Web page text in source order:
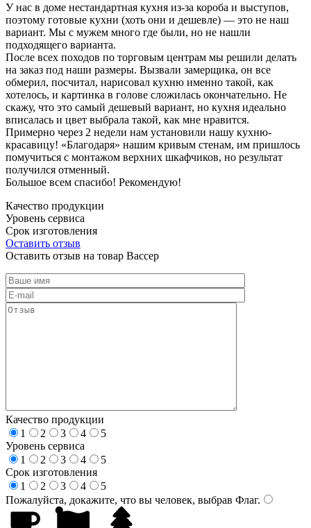
У нас в доме нестандартная кухня из-за короба и выступов,
поэтому готовые кухни (хоть они и дешевле) — это не наш
вариант. Мы с мужем много где были, но не нашли
подходящего варианта.
После всех походов по торговым центрам мы решили делать
на заказ под наши размеры. Вызвали замерщика, он все
обмерил, посчитал, нарисовал кухню именно такой, как
хотелось, и картинка в голове сложилась окончательно. Не
скажу, что это самый дешевый вариант, но кухня идеально
вписалась и цвет выбрала такой, как мне нравится.
Примерно через 2 недели нам установили нашу кухню-
красавицу! «Благодаря» нашим кривым стенам, им пришлось
помучиться с монтажом верхних шкафчиков, но результат
получился отменный.
Большое всем спасибо! Рекомендую!
Качество продукции
Уровень сервиса
Срок изготовления
Оставить отзыв
Оставить отзыв на товар Вассер
Качество продукции
1
2 3 4
5
Уровень сервиса
1
2 3 4
5
Срок изготовления
1
2 3 4
5
Пожалуйста, докажите, что вы человек, выбрав Флаг.